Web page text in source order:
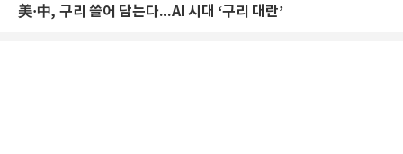
美·中, 구리 쓸어 담는다...AI 시대 ‘구리 대란’